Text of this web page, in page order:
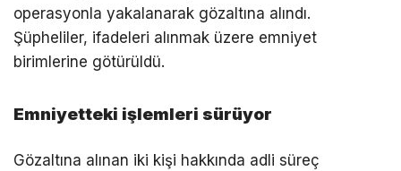
operasyonla yakalanarak gözaltına alındı.
Şüpheliler, ifadeleri alınmak üzere emniyet
birimlerine götürüldü.
Emniyetteki işlemleri sürüyor
Gözaltına alınan iki kişi hakkında adli süreç